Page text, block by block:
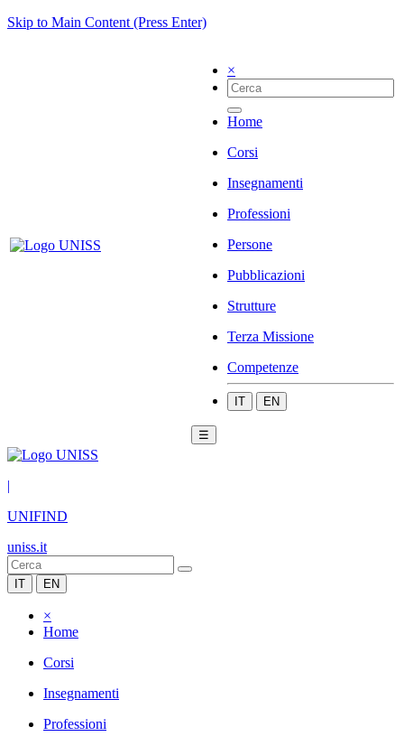
Skip to Main Content (Press Enter)
×
Home
Corsi
Insegnamenti
Professioni
Persone
Pubblicazioni
Strutture
Terza Missione
Competenze
IT EN
☰
|
UNIFIND
uniss.it
IT EN
×
Home
Corsi
Insegnamenti
Professioni